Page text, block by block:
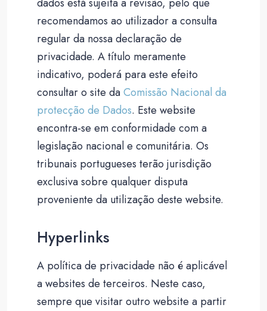
recomendamos ao utilizador a consulta
regular da nossa declaração de
privacidade. A título meramente
indicativo, poderá para este efeito
consultar o site daComissão Nacional da
protecção de Dados. Este website
encontra-se em conformidade com a
legislação nacional e comunitária. Os
tribunais portugueses terão jurisdição
exclusiva sobre qualquer disputa
proveniente da utilização deste website.
Hyperlinks
A política de privacidade não é aplicável
a websites de terceiros. Neste caso,
sempre que visitar outro website a partir